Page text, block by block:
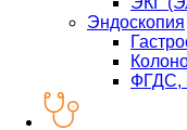
Эндоскопия
ФГДС,